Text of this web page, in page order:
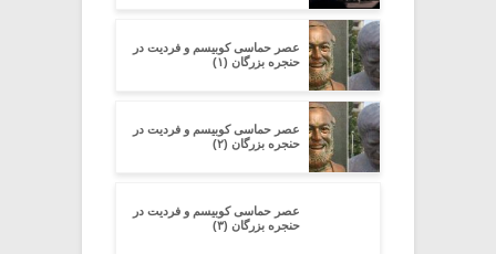
عصر حماسی کوبیسم و فردیت در
حنجره بزرگان (۱)
عصر حماسی کوبیسم و فردیت در
حنجره بزرگان (۲)
عصر حماسی کوبیسم و فردیت در
حنجره بزرگان (۳)